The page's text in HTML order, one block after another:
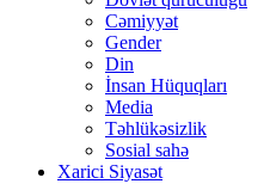
Cəmiyyət
Gender
Din
İnsan Hüquqları
Media
Təhlükəsizlik
Sosial sahə
Xarici Siyasət